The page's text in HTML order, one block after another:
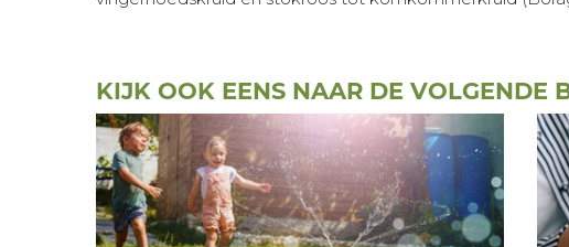
KIJK OOK EENS NAAR DE VOLGENDE